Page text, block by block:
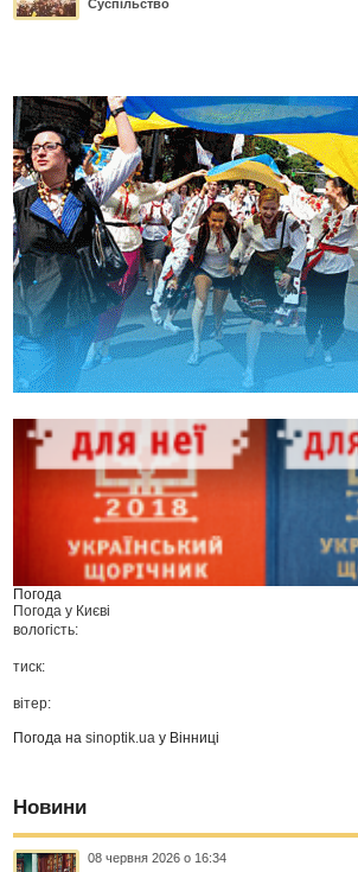
Суспільство
Погода
Погода у Києві
вологість:
тиск:
вітер:
Погода наsinoptik.ua у Вінниці
Новини
08 червня 2026 о 16:34